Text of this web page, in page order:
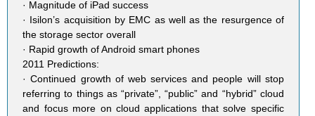
· Magnitude of iPad success
· Isilon’s acquisition by EMC as well as the resurgence of
the storage sector overall
· Rapid growth of Android smart phones
2011 Predictions:
· Continued growth of web services and people will stop
referring to things as “private”, “public” and “hybrid” cloud
and focus more on cloud applications that solve specific